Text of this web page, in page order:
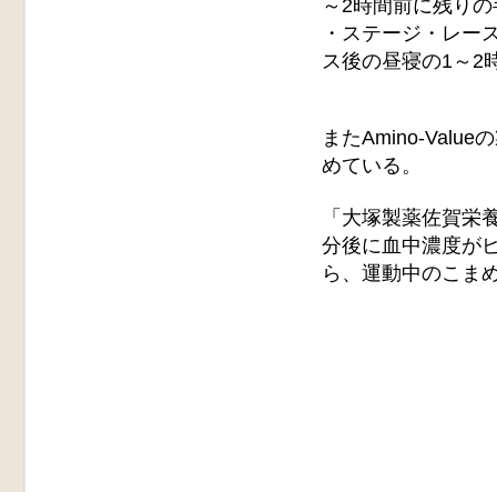
～2時間前に残り
・ステージ・レー
ス後の昼寝の1～2
またAmino-Value
めている。
「大塚製薬佐賀
分後に血中濃度が
ら、運動中のこま